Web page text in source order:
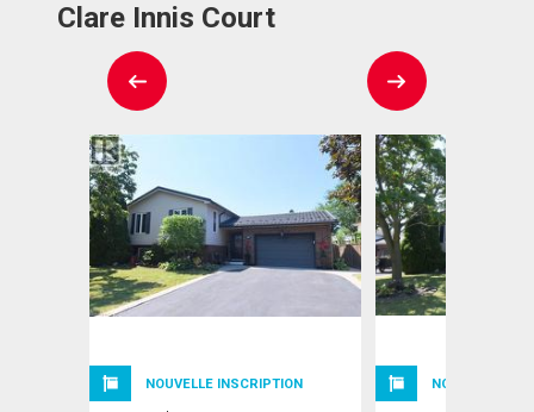
Clare Innis Court
NOUVELLE INSCRIPTION NOUVELLE